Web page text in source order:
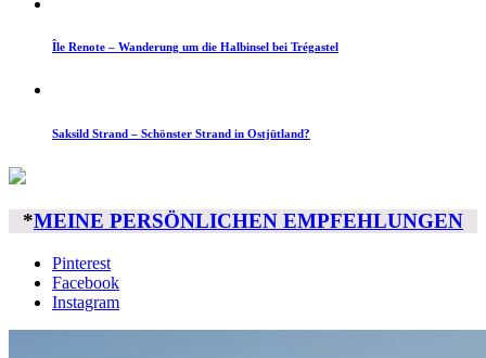
Île Renote – Wanderung um die Halbinsel bei Trégastel
Saksild Strand – Schönster Strand in Ostjütland?
*MEINE PERSÖNLICHEN EMPFEHLUNGEN
Pinterest
Facebook
Instagram